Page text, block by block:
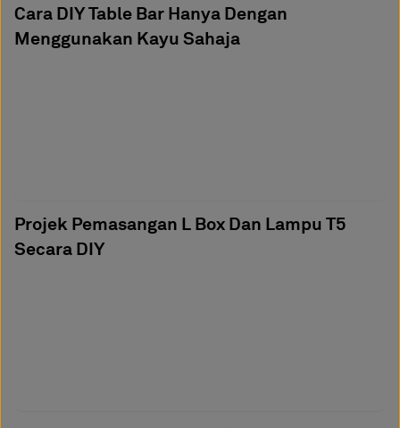
Cara DIY Table Bar Hanya Dengan
Menggunakan Kayu Sahaja
Projek Pemasangan L Box Dan Lampu T5
Secara DIY